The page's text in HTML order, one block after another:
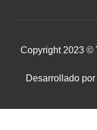
Copyright 2023 ©
Desarrollado por